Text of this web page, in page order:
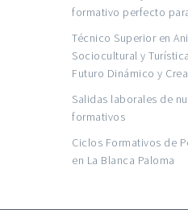
formativo perfecto
Técnico Superior en
Sociocultural y
Futuro Dinámico y
Salidas laborales de
formativos
Ciclos Formativos de
en La Blanca Paloma